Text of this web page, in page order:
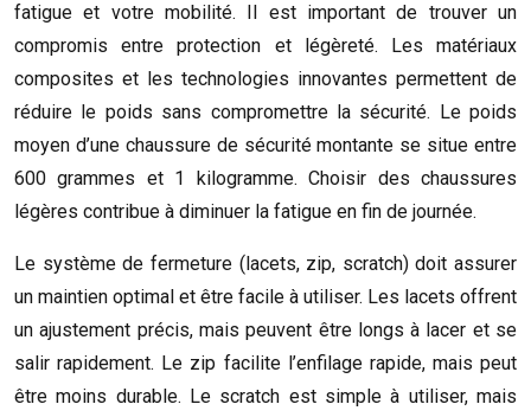
fatigue et votre mobilité. Il est important de trouver un
compromis entre protection et légèreté. Les matériaux
composites et les technologies innovantes permettent de
réduire le poids sans compromettre la sécurité. Le poids
moyen d’une chaussure de sécurité montante se situe entre
600 grammes et 1 kilogramme. Choisir des chaussures
légères contribue à diminuer la fatigue en fin de journée.
Le système de fermeture (lacets, zip, scratch) doit assurer
un maintien optimal et être facile à utiliser. Les lacets offrent
un ajustement précis, mais peuvent être longs à lacer et se
salir rapidement. Le zip facilite l’enfilage rapide, mais peut
être moins durable. Le scratch est simple à utiliser, mais